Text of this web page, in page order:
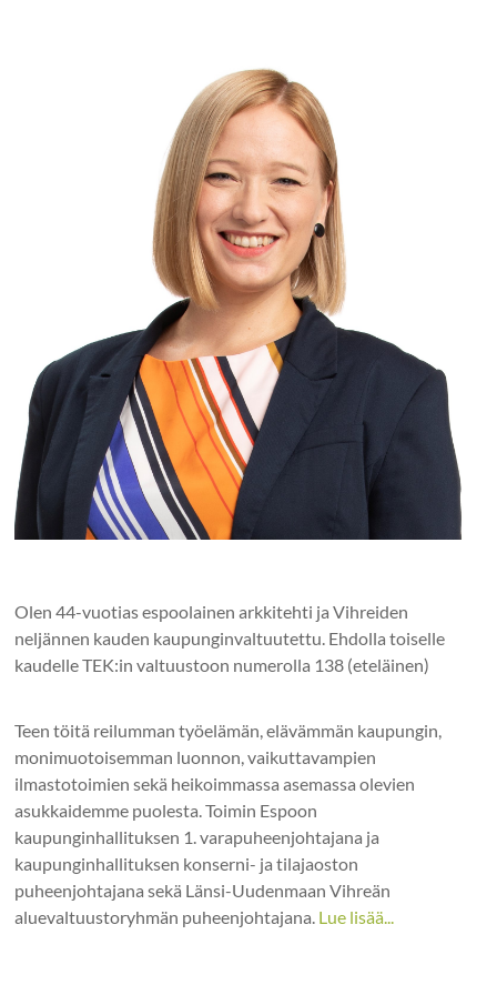
Olen 44-vuotias espoolainen arkkitehti ja Vihreiden
neljännen kauden kaupunginvaltuutettu. Ehdolla toiselle
kaudelle TEK:in valtuustoon numerolla 138 (eteläinen)
Teen töitä reilumman työelämän, elävämmän kaupungin,
monimuotoisemman luonnon, vaikuttavampien
ilmastotoimien sekä heikoimmassa asemassa olevien
asukkaidemme puolesta. Toimin Espoon
kaupunginhallituksen 1. varapuheenjohtajana ja
kaupunginhallituksen konserni- ja tilajaoston
puheenjohtajana sekä Länsi-Uudenmaan Vihreän
aluevaltuustoryhmän puheenjohtajana. Lue lisää...